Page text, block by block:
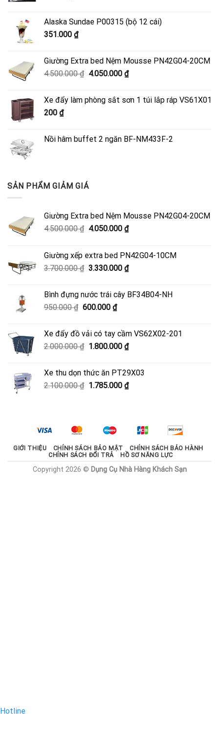
Alaska Sundae P00315 (bộ 12 cái)
351.000 ₫
Giường Extra bed Nệm Mousse PN42G04-20CM
4.500.000₫ Giá
4.500.000 ₫.
4.050.000 ₫Giá
là:
Xe đẩy làm phòng sắt sơn 1 túi lắp ráp VS61X01
200 ₫
Nồi hâm buffet 2 ngăn BF-NM433F-2
SẢN PHẨM GIẢM GIÁ
Giường Extra bed Nệm Mousse PN42G04-20CM
4.500.000₫ Giá
4.500.000 ₫.
4.050.000 ₫Giá
là:
4.050.000 ₫.
Giường xếp extra bed PN42G04-10CM
3.700.000₫ Giá
3.700.000 ₫.
3.330.000 ₫Giá
là:
Bình đựng nước trái cây BF34B04-NH
950.000₫ Giá
950.000 ₫.
600.000 ₫Giá
là:
600.000 ₫.
Xe đẩy đồ vải có tay cầm VS62X02-201
2.000.000₫ Giá
2.000.000 ₫.
1.800.000 ₫Giá
là:
1.800.000 ₫.
Xe thu dọn thức ăn PT29X03
2.100.000₫ Giá
1.785.000 ₫Giá
1.785.000 ₫.
GIỚI THIỆU CHÍNH SÁCH BẢO MẬT
CHÍNH SÁCH BẢO HÀNH
CHÍNH SÁCH ĐỔI TRẢ
HỒ SƠ NĂNG LỰC
Copyright 2026 © Dụng Cụ Nhà Hàng Khách Sạn
Hotline